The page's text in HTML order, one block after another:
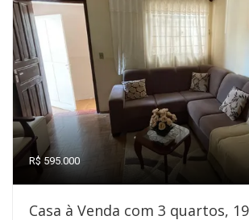
R$ 595.000
Casa à Venda com 3 quartos,